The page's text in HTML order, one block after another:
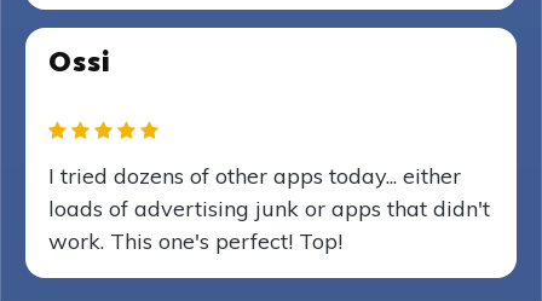
Ossi
I tried dozens of other apps today... either
loads of advertising junk or apps that didn't
work. This one's perfect! Top!